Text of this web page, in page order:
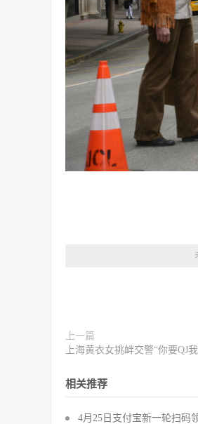
上一篇
上海黄衣女挑衅交警“你要QJ
相关推荐
4月25日支付宝新一轮扫码